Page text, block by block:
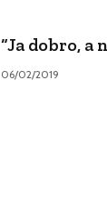
“Ja dobro,
06/02/2019